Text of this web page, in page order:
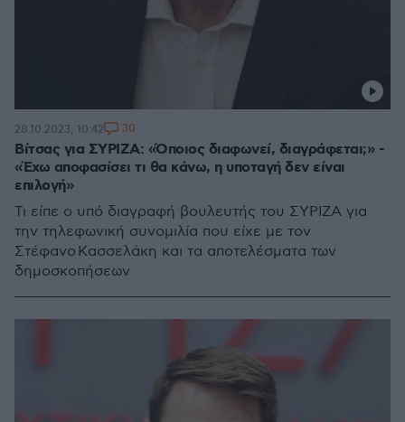
Βίτσας για ΣΥΡΙΖΑ: «Όποιος διαφωνεί, διαγράφεται;» -
«Έχω αποφασίσει τι θα κάνω, η υποταγή δεν είναι
επιλογή»
Τι είπε ο υπό διαγραφή βουλευτής του ΣΥΡΙΖΑ για
την τηλεφωνική συνομιλία που είχε με τον
Στέφανο Κασσελάκη και τα αποτελέσματα των
δημοσκοπήσεων
28.10.2023, 10:42 30